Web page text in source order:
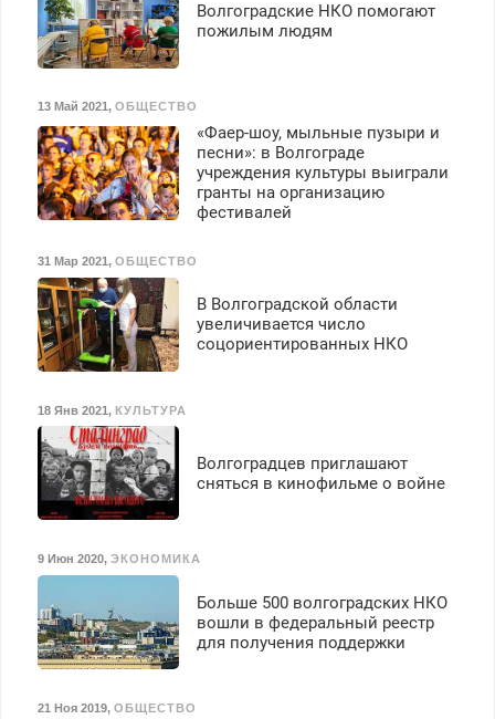
Волгоградские НКО помогают
пожилым людям
13 Май 2021, ОБЩЕСТВО
«Фаер-шоу, мыльные пузыри и
песни»: в Волгограде
учреждения культуры выиграли
гранты на организацию
фестивалей
31 Мар 2021, ОБЩЕСТВО
В Волгоградской области
увеличивается число
соцориентированных НКО
18 Янв 2021, КУЛЬТУРА
Волгоградцев приглашают
сняться в кинофильме о войне
9 Июн 2020, ЭКОНОМИКА
Больше 500 волгоградских НКО
вошли в федеральный реестр
для получения поддержки
21 Ноя 2019, ОБЩЕСТВО